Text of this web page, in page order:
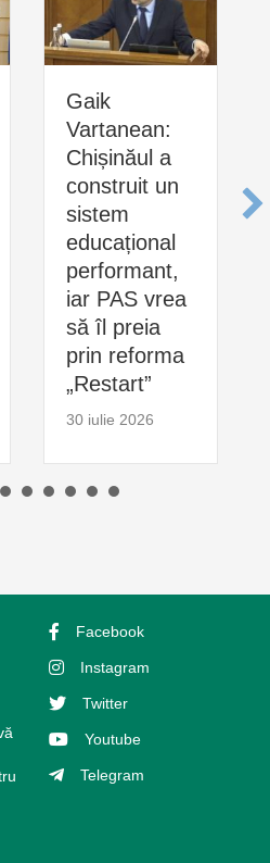
Gaik
Vartanean:
Chișinăul a
construit un
sistem
educațional
performant,
iar PAS vrea
să îl preia
prin reforma
„Restart”
30 iulie 2026
Facebook
Instagram
Twitter
Youtube
Telegram